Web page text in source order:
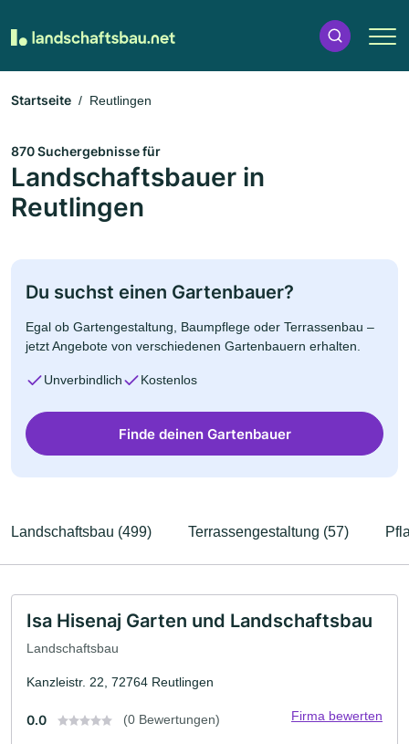
Startseite Reutlingen
870 Suchergebnisse für
Landschaftsbauer in
Reutlingen
Du suchst einen Gartenbauer?
Egal ob Gartengestaltung, Baumpflege oder Terrassenbau –
jetzt Angebote von verschiedenen Gartenbauern erhalten.
Unverbindlich Kostenlos
Finde deinen Gartenbauer
Landschaftsbau (499) Terrassengestaltung (57)
Isa Hisenaj Garten und Landschaftsbau
Landschaftsbau
Kanzleistr. 22, 72764 Reutlingen
0.0 (0 Bewertungen) Firma bewerten